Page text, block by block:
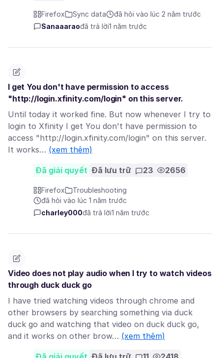
Firefox Sync data
đã hỏi vào lúc 2 năm trước
Sanaaaraođã trả lời1 năm trước
I get You don't have permission to access
"http://login.xfinity.com/login" on this server.
Until today it worked fine. But now whenever I try to
login to Xfinity I get You don't have permission to
access "http://login.xfinity.com/login" on this server.
It works… (xem thêm)
Đã giải quyết Đã lưu trữ 23 2656
Firefox
Troubleshooting
đã hỏi vào lúc 1 năm trước
charley000đã trả lời1 năm trước
Video does not play audio when I try to watch videos
through duck duck go
I have tried watching videos through chrome and
other browsers by searching something via duck
duck go and watching that video on duck duck go,
and it works on other brow… (xem thêm)